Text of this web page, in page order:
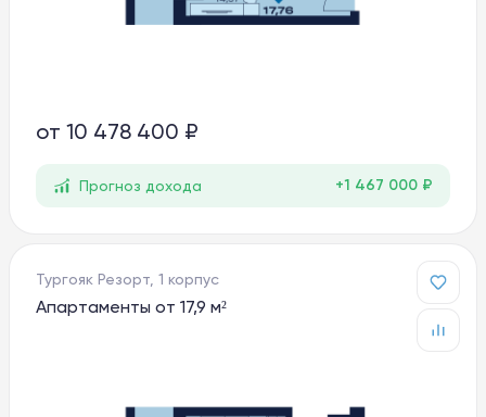
от 10 478 400 ₽
Прогноз дохода +1 467 000 ₽
Тургояк Резорт, 1 корпус
Апартаменты от 17,9 м²